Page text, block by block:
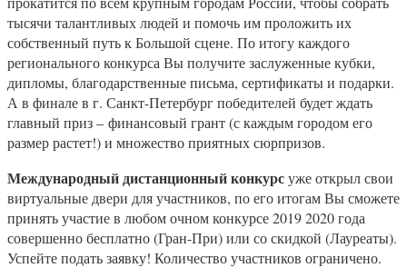
тысячи талантливых людей и помочь им проложить их
собственный путь к Большой сцене. По итогу каждого
регионального конкурса Вы получите заслуженные кубки,
дипломы, благодарственные письма, сертификаты и подарки.
А в финале в г. Санкт-Петербург победителей будет ждать
главный приз – финансовый грант (с каждым городом его
размер растет!) и множество приятных сюрпризов.
Международный дистанционный конкурсуже открыл свои
виртуальные двери для участников, по его итогам Вы сможете
принять участие в любом очном конкурсе 2019 2020 года
совершенно бесплатно (Гран-При) или со скидкой (Лауреаты).
Успейте подать заявку! Количество участников ограничено.